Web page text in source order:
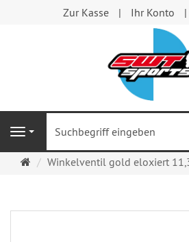
Zur Kasse Ihr Konto
Navigation
Startseite
Winkelventil gold eloxiert